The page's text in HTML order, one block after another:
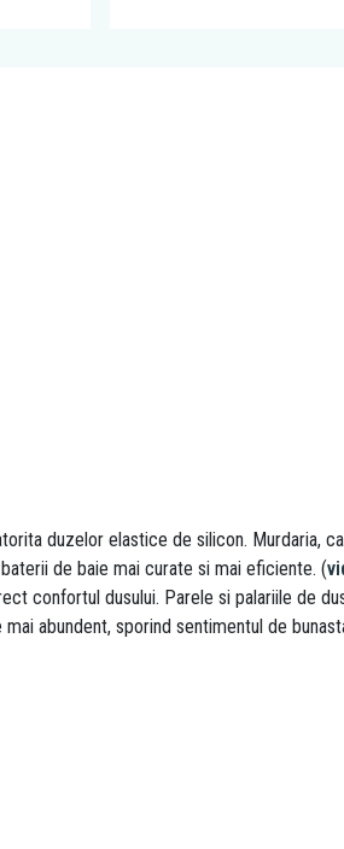
duzelor elastice de silicon. Murdaria,
de baie mai curate si mai eficiente. (
confortul dusului. Parele si palariile de
abundent, sporind sentimentul de